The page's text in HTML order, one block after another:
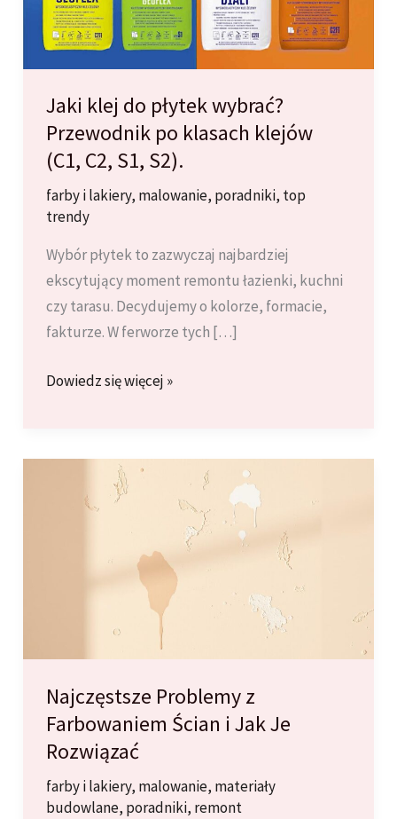
Jaki klej do płytek wybrać?
Przewodnik po klasach klejów
(C1, C2, S1, S2).
farby i lakiery, malowanie, poradniki, top
trendy
Wybór płytek to zazwyczaj najbardziej
ekscytujący moment remontu łazienki, kuchni
czy tarasu. Decydujemy o kolorze, formacie,
fakturze. W ferworze tych […]
Jaki
płytek
Przewodnik
S1,
S2).
Dowiedz się więcej »
Najczęstsze Problemy z
Farbowaniem Ścian i Jak Je
Rozwiązać
farby i lakiery, malowanie, materiały
budowlane, poradniki, remont